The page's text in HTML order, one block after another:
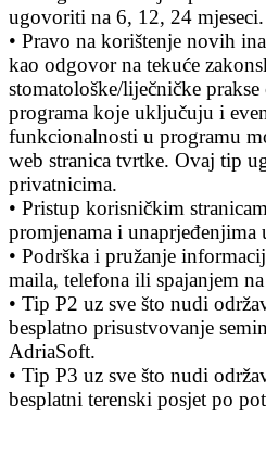
ugovoriti na 6, 12, 24 mjeseci.
• Pravo na korištenje novih
kao odgovor na tekuće
stomatološke/liječničke
programa koje uključuju i
funkcionalnosti u programu
web stranica tvrtke. Ovaj tip
privatnicima.
• Pristup korisničkim
promjenama i unaprjeđenjima
• Podrška i pružanje
maila, telefona ili spajanjem
• Tip P2 uz sve što nudi
besplatno prisustvovanje
AdriaSoft.
• Tip P3 uz sve što nudi
besplatni terenski posjet po